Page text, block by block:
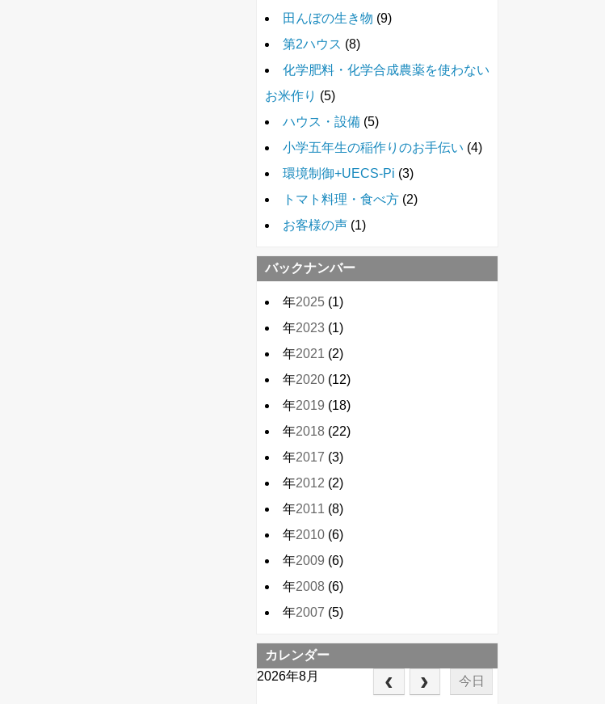
田んぼの生き物 (9)
第2ハウス (8)
化学肥料・化学合成農薬を使わない
お米作り (5)
ハウス・設備 (5)
小学五年生の稲作りのお手伝い (4)
環境制御+UECS-Pi (3)
トマト料理・食べ方 (2)
お客様の声 (1)
バックナンバー
年2025 (1)
年2023 (1)
年2021 (2)
年2020 (12)
年2019 (18)
年2018 (22)
年2017 (3)
年2012 (2)
年2011 (8)
年2010 (6)
年2009 (6)
年2008 (6)
年2007 (5)
カレンダー
2026年8月
今日